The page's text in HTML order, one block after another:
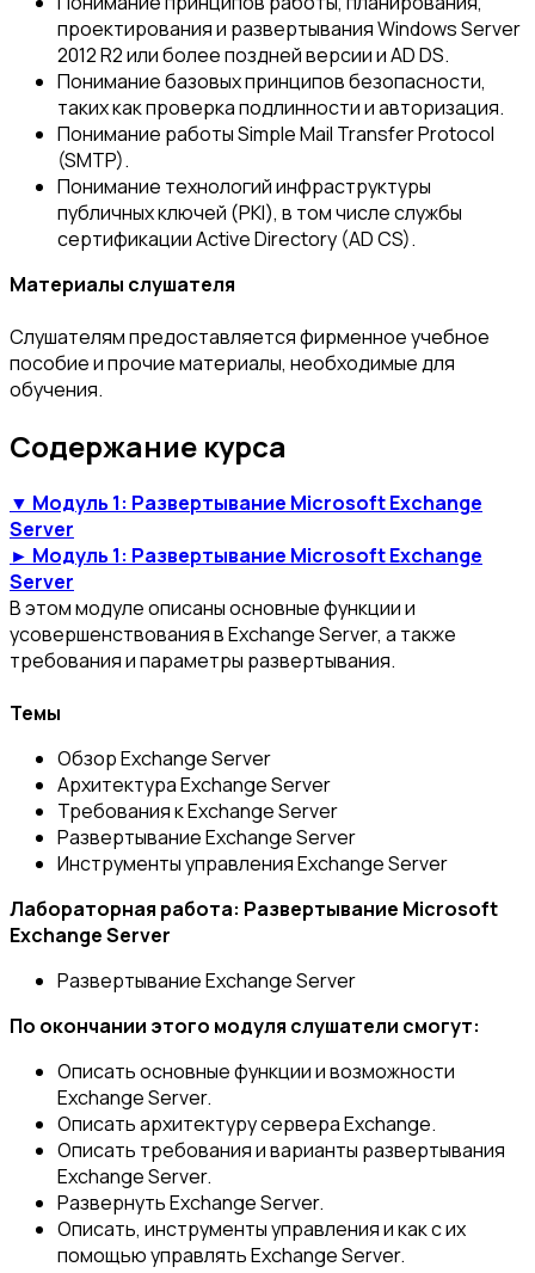
проектирования и развертывания Windows Server
2012 R2 или более поздней версии и AD DS.
Понимание базовых принципов безопасности,
таких как проверка подлинности и авторизация.
Понимание работы Simple Mail Transfer Protocol
(SMTP).
Понимание технологий инфраструктуры
публичных ключей (PKI), в том числе службы
сертификации Active Directory (AD CS).
Материалы слушателя
Слушателям предоставляется фирменное учебное
пособие и прочие материалы, необходимые для
обучения.
Содержание курса
▼ Модуль 1: Развертывание Microsoft Exchange
Server
► Модуль 1: Развертывание Microsoft Exchange
Server
В этом модуле описаны основные функции и
усовершенствования в Exchange Server, а также
требования и параметры развертывания.
Темы
Обзор Exchange Server
Архитектура Exchange Server
Требования к Exchange Server
Развертывание Exchange Server
Инструменты управления Exchange Server
Лабораторная работа: Развертывание Microsoft
Exchange Server
Развертывание Exchange Server
По окончании этого модуля слушатели смогут:
Описать основные функции и возможности
Exchange Server.
Описать архитектуру сервера Exchange.
Описать требования и варианты развертывания
Exchange Server.
Развернуть Exchange Server.
Описать, инструменты управления и как с их
помощью управлять Exchange Server.